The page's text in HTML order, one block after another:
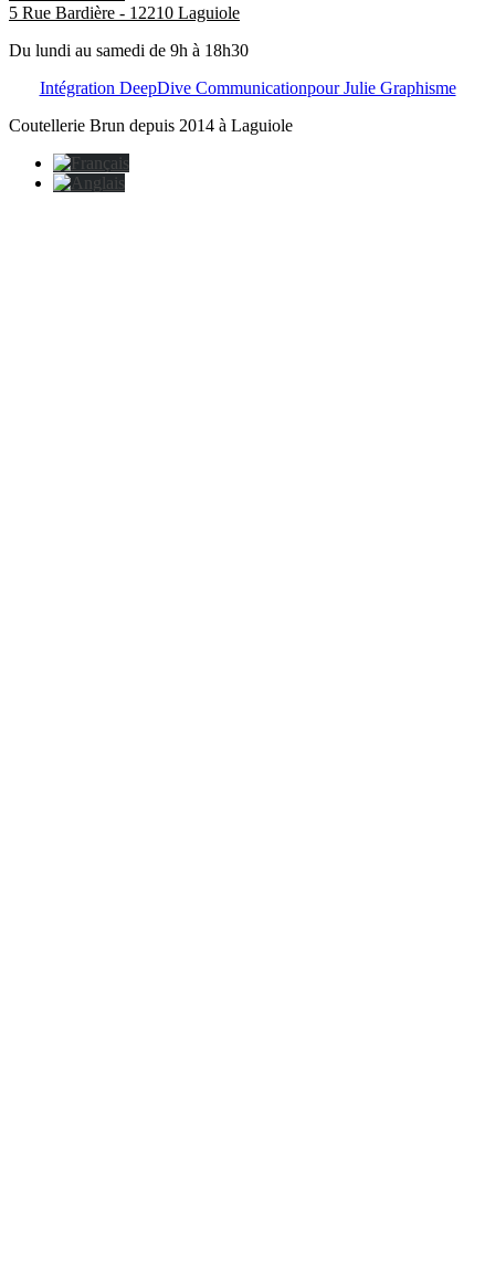
5 Rue Bardière - 12210 Laguiole
Du lundi au samedi de 9h à 18h30
Intégration DeepDive Communicationpour Julie Graphisme
Coutellerie Brun depuis 2014 à Laguiole